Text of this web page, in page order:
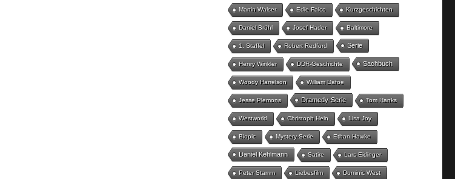
Martin Walser Edie Falco Kurzgeschichten
Daniel Brühl Josef Hader Baltimore
1. Staffel Robert Redford Serie
Henry Winkler DDR-Geschichte Sachbuch
Woody Harrelson William Dafoe
Jesse Plemons Dramedy-Serie Tom Hanks
Westworld Christoph Hein Lisa Joy
Biopic Mystery-Serie Ethan Hawke
Daniel Kehlmann Satire Lars Eidinger
Peter Stamm Liebesfilm Dominic West